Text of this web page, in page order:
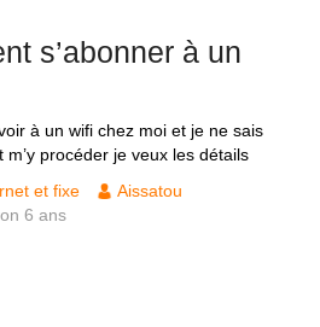
s’abonner à un
à un wifi chez moi et je ne sais
m’y procéder je veux les détails
et fixe
Aissatou
6 ans